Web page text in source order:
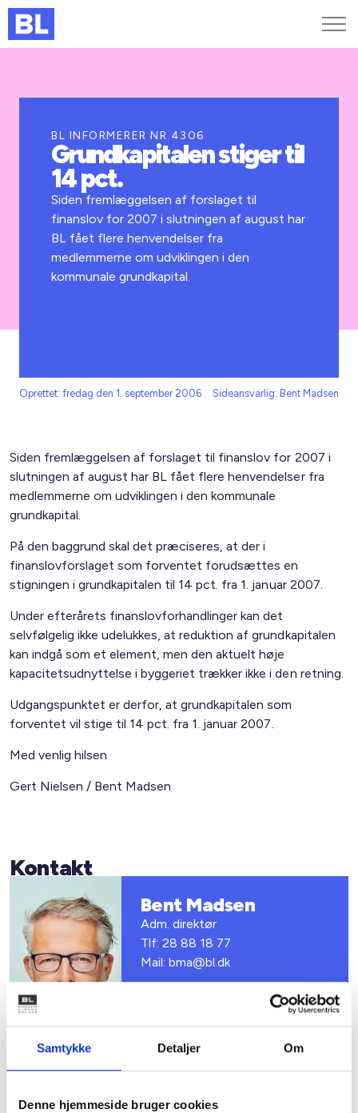
Samtykke Detaljer Om
Denne hjemmeside bruger cookies
Kurser og arrangementer
Jobportalen
BL INFORMERER NR.4306
Grundkapitalen stiger til
14 pct.
Siden fremlæggelsen af forslaget til
finanslov for 2007 i slutningen af august har
BL fået flere henvendelser fra
medlemmerne om udviklingen i den
kommunale grundkapital.
Oprettet: fredag den 1. september 2006 Sideansvarlig: Bent Madsen
Siden fremlæggelsen af forslaget til finanslov for 2007 i
slutningen af august har BL fået flere henvendelser fra
medlemmerne om udviklingen i den kommunale
grundkapital.
På den baggrund skal det præciseres, at der i
finanslovforslaget som forventet forudsættes en
stigningen i grundkapitalen til 14 pct. fra 1. januar 2007.
Under efterårets finanslovforhandlinger kan det
selvfølgelig ikke udelukkes, at reduktion af grundkapitalen
kan indgå som et element, men den aktuelt høje
kapacitetsudnyttelse i byggeriet trækker ikke i den retning.
Udgangspunktet er derfor, at grundkapitalen som
forventet vil stige til 14 pct. fra 1. januar 2007.
Med venlig hilsen
Gert Nielsen / Bent Madsen
Kontakt
Bent Madsen
Adm. direktør
Tlf: 28 88 18 77
Mail: bma@bl.dk